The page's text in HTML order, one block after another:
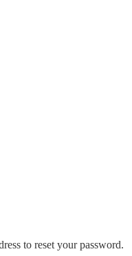
to reset your password.